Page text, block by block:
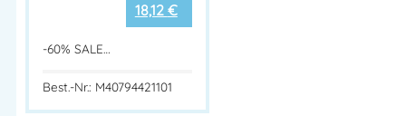
18,12 €
-60% SALE…
Best.-Nr.: M40794421101